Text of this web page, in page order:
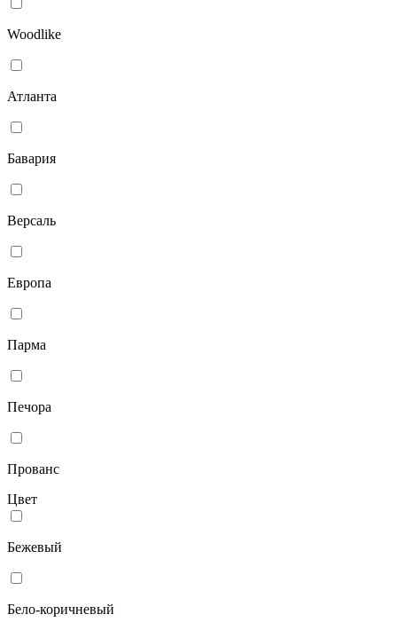
Woodlike
Атланта
Бавария
Версаль
Европа
Парма
Печора
Прованс
Цвет
Бежевый
Бело-коричневый